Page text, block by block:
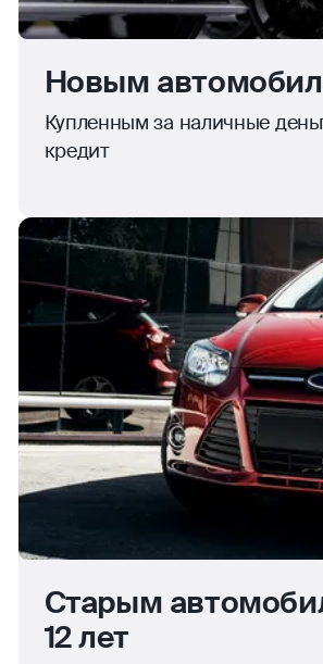
Новым
Купленным за наличные
кредит
Старым
12 лет